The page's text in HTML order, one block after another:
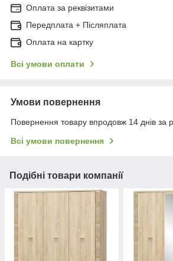
Оплата за реквізитами
Передплата + Післяплата
Оплата на картку
Всі умови оплати
Умови повернення
Повернення товару впродовж 14 днів за
Всі умови повернення
Подібні товари компанії